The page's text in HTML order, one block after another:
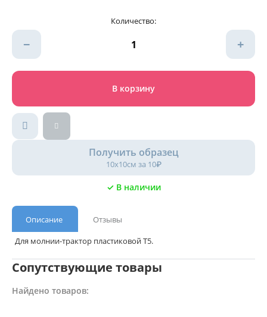
Количество:
+
−
В корзину
Получить образец
10х10см за 10₽
✓ В наличии
Описание
Отзывы
Для молнии-трактор пластиковой Т5.
Сопутствующие товары
Найдено товаров: